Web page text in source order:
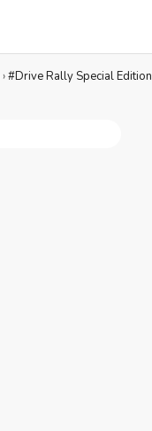
›#Drive Rally Special Edition